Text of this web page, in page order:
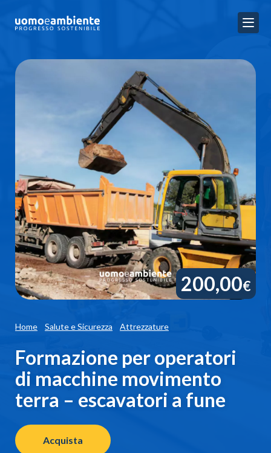
200,00€
Home Salute e Sicurezza Attrezzature
Formazione per operatori
di macchine movimento
terra – escavatori a fune
Acquista